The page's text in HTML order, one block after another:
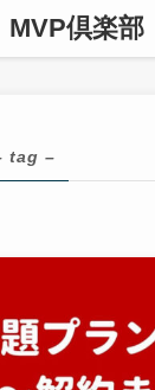
MVP倶楽部
tag –